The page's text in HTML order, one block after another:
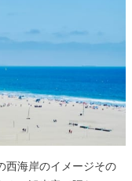
西海岸のイメージその